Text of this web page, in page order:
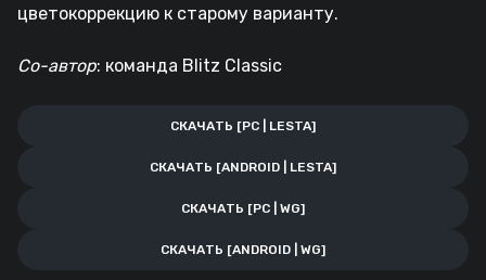
цветокоррекцию к старому варианту.
Со-автор: команда Blitz Classic
СКАЧАТЬ [PC | LESTA]
СКАЧАТЬ [ANDROID | LESTA]
СКАЧАТЬ [PC | WG]
СКАЧАТЬ [ANDROID | WG]